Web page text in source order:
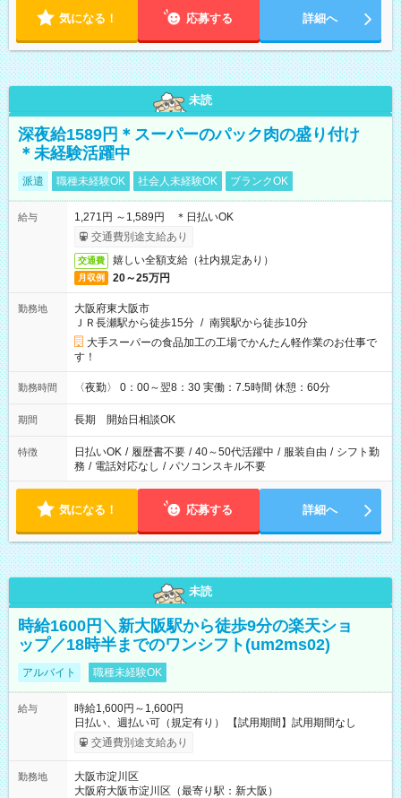
気になる！ 応募する 詳細へ
未読
深夜給1589円＊スーパーのパック肉の盛り付け
＊未経験活躍中
派遣 職種未経験OK 社会人未経験OK ブランクOK
給与
1,271円 ～1,589円 ＊日払いOK
交通費別途支給あり
交通費 嬉しい全額支給（社内規定あり）
月収例 20～25万円
勤務地
大阪府東大阪市
ＪＲ長瀬駅から徒歩15分 / 南巽駅から徒歩10分
大手スーパーの食品加工の工場でかんたん軽作業のお仕事で
す！
勤務時間 〈夜勤〉 0：00～翌8：30 実働：7.5時間 休憩：60分
期間 長期 開始日相談OK
特徴 日払いOK / 履歴書不要 / 40～50代活躍中 / 服装自由 / シフト勤
務 / 電話対応なし / パソコンスキル不要
気になる！ 応募する 詳細へ
未読
時給1600円＼新大阪駅から徒歩9分の楽天ショ
ップ／18時半までのワンシフト(um2ms02)
アルバイト 職種未経験OK
給与
時給1,600円～1,600円
日払い、週払い可（規定有り） 【試用期間】試用期間なし
交通費別途支給あり
勤務地
大阪市淀川区
大阪府大阪市淀川区（最寄り駅：新大阪）